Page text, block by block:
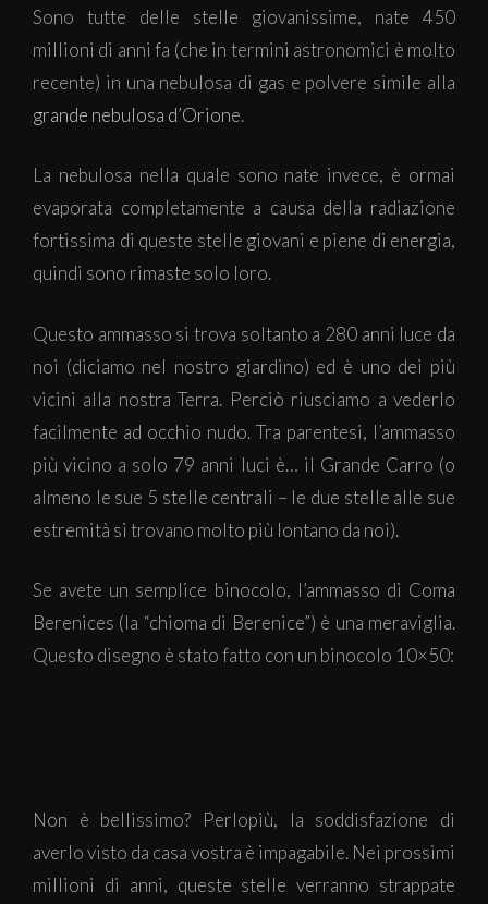
Sono tutte delle stelle giovanissime, nate 450
millioni di anni fa (che in termini astronomici è molto
recente) in una nebulosa di gas e polvere simile alla
grande nebulosa d’Orione.
La nebulosa nella quale sono nate invece, è ormai
evaporata completamente a causa della radiazione
fortissima di queste stelle giovani e piene di energia,
quindi sono rimaste solo loro.
Questo ammasso si trova soltanto a 280 anni luce da
noi (diciamo nel nostro giardino) ed è uno dei più
vicini alla nostra Terra. Perciò riusciamo a vederlo
facilmente ad occhio nudo. Tra parentesi, l’ammasso
più vicino a solo 79 anni luci è… il Grande Carro (o
almeno le sue 5 stelle centrali – le due stelle alle sue
estremità si trovano molto più lontano da noi).
Se avete un semplice binocolo, l’ammasso di Coma
Berenices (la “chioma di Berenice”) è una meraviglia.
Questo disegno è stato fatto con un binocolo 10×50:
Non è bellissimo? Perlopiù, la soddisfazione di
averlo visto da casa vostra è impagabile. Nei prossimi
millioni di anni, queste stelle verranno strappate